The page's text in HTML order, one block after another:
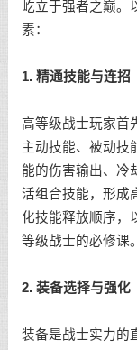
屹立于强者之巅。
素：
1. 精通技能与连招
高等级战士玩家首
主动技能、被动技
能的伤害输出、冷
活组合技能，形成
化技能释放顺序，
等级战士的必修课。
2. 装备选择与强化
装备是战士实力的